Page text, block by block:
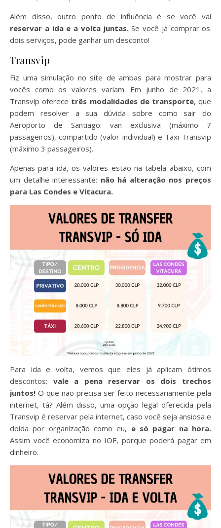
Além disso, outro ponto de influência é se você vai
reservar a ida e a volta juntas.Se você já comprar os
dois serviços, pode ganhar um desconto!
Transvip
Fiz uma simulação no site de ambas para mostrar para
vocês como os valores variam. Em junho de 2021, a
Transvip oferece três modalidades de transporte, que
podem resolver a sua dúvida sobre como sair do
Aeroporto de Santiago: van exclusiva (máximo 7
passageiros), compartido (valor individual) e Taxi Transvip
(máximo 3 passageiros).
Apenas para ida, os valores estão na tabela abaixo, com
um detalhe interessante: não há alteração nos preços
para Las Condes e Vitacura.
Para ida e volta, vemos que eles já aplicam ótimos
descontos: vale a pena reservar os dois trechos
juntos! O que não precisa ser feito necessariamente pela
internet, tá? Além disso, uma opção legal oferecida pela
Transvip é reservar pela internet, caso você seja ansiosa e
doida por organização como eu, e só pagar na hora.
Assim você economiza no IOF, porque poderá pagar em
dinheiro.